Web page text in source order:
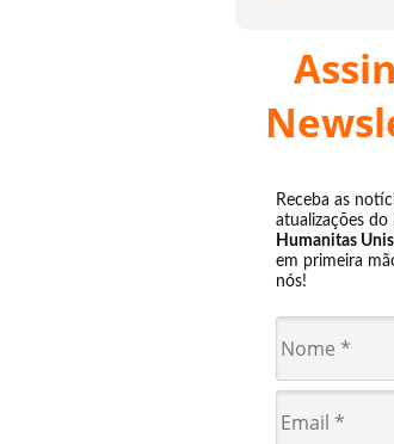
Receba as
atualizações do
Humanitas
em primeira
nós!